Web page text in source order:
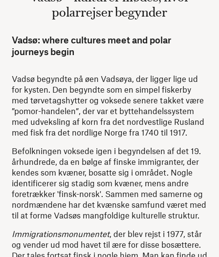
polarrejser begynder
Vadsø: where cultures meet and polar
journeys begin
Vadsø begyndte på øen Vadsøya, der ligger lige ud
for kysten. Den begyndte som en simpel fiskerby
med tørvetagshytter og voksede senere takket være
”pomor-handelen”, der var et byttehandelssystem
med udveksling af korn fra det nordvestlige Rusland
med fisk fra det nordlige Norge fra 1740 til 1917.
Befolkningen voksede igen i begyndelsen af det 19.
århundrede, da en bølge af finske immigranter, der
kendes som kvæner, bosatte sig i området. Nogle
identificerer sig stadig som kvæner, mens andre
foretrækker 'finsk-norsk'. Sammen med samerne og
nordmændene har det kvænske samfund været med
til at forme Vadsøs mangfoldige kulturelle struktur.
Immigrationsmonumentet, der blev rejst i 1977, står
og vender ud mod havet til ære for disse bosættere.
Der tales fortsat finsk i nogle hjem. Man kan finde ud